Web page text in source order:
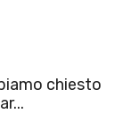
chiesto